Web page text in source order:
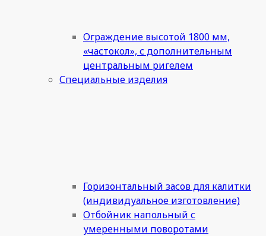
Ограждение высотой 1800 мм,
«частокол», с дополнительным
центральным ригелем
Специальные изделия
Горизонтальный засов для калитки
(индивидуальное изготовление)
Отбойник напольный с
умеренными поворотами